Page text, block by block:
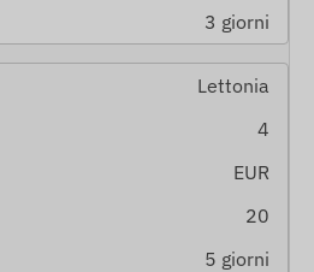
3 giorni
Lettonia
4
EUR
20
5 giorni